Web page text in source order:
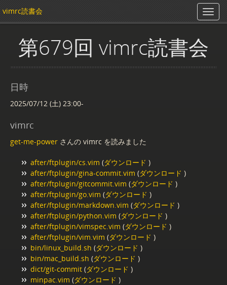
vimrc読書会
第679回 vimrc読書会
日時
2025/07/12 (土) 23:00-
vimrc
get-me-power さんの vimrc を読みました
after/ftplugin/cs.vim (ダウンロード )
after/ftplugin/gina-commit.vim (ダウンロード )
after/ftplugin/gitcommit.vim (ダウンロード )
after/ftplugin/go.vim (ダウンロード )
after/ftplugin/markdown.vim (ダウンロード )
after/ftplugin/python.vim (ダウンロード )
after/ftplugin/vimspec.vim (ダウンロード )
after/ftplugin/vim.vim (ダウンロード )
bin/linux_build.sh (ダウンロード )
bin/mac_build.sh (ダウンロード )
dict/git-commit (ダウンロード )
minpac.vim (ダウンロード )